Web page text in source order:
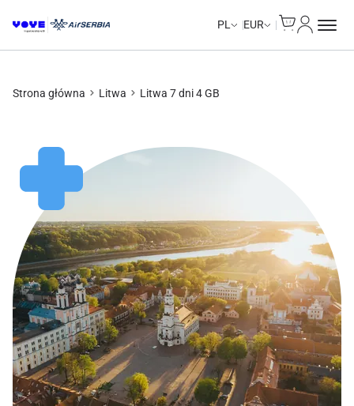
PL EUR
Strona główna Litwa Litwa 7 dni 4 GB